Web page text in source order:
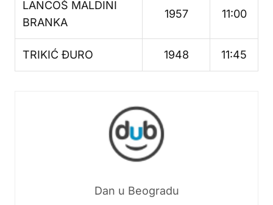
LANCOŠ MALDINI
BRANKA
1957 11:00
TRIKIĆ ĐURO 1948 11:45
Dan u Beogradu